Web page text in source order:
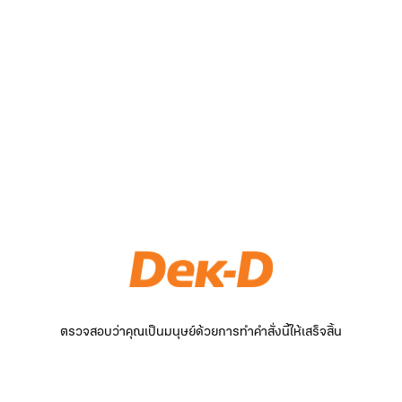
ตรวจสอบว่าคุณเป็นมนุษย์ด้วยการทำคำสั่งนี้ให้เสร็จสิ้น